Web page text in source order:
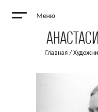
Меню
Главная /